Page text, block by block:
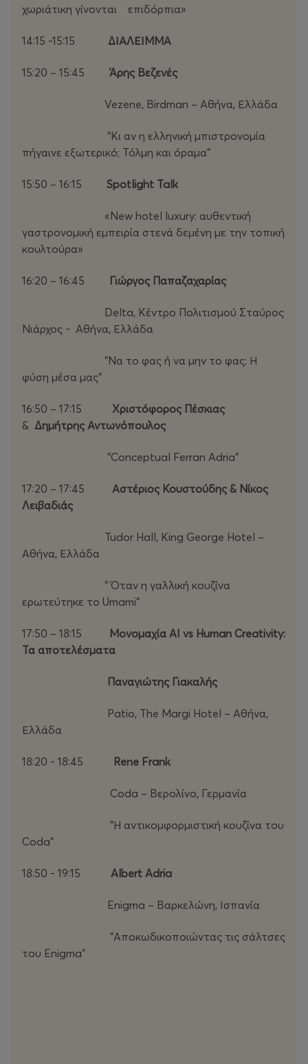
χωριάτικη γίνονται επιδόρπια»
14:15 -15:15 ΔΙΑΛΕΙΜΜΑ
15:20 – 15:45Άρης Βεζενές
Vezene, Birdman – Αθήνα, Ελλάδα
"Κι αν η ελληνική μπιστρονομία
πήγαινε εξωτερικό; Τόλμη και όραμα"
15:50 – 16:15 Spotlight Talk
«New hotel luxury: αυθεντική
γαστρονομική εμπειρία στενά δεμένη με την τοπική
κουλτούρα»
16:20 – 16:45 Γιώργος Παπαζαχαρίας
Delta, Κέντρο Πολιτισμού Σταύρος
Νιάρχος - Αθήνα, Ελλάδα
"Να το φας ή να μην το φας; Η
φύση μέσα μας"
16:50 – 17:15 Χριστόφορος Πέσκιας
& Δημήτρης Αντωνόπουλος
"Conceptual Ferran Adria"
17:20 – 17:45 Αστέριος Κουστούδης & Νίκος
Λειβαδιάς
Tudor Hall, King George Hotel –
Αθήνα, Ελλάδα
" Όταν η γαλλική κουζίνα
ερωτεύτηκε το Umami"
17:50 – 18:15 Μονομαχία AI vs Human Creativity:
Τα αποτελέσματα
Παναγιώτης Γιακαλής
Patio, The Margi Hotel – Αθήνα,
Ελλάδα
18:20 - 18:45 Rene Frank
Coda – Βερολίνο, Γερμανία
"Η αντικομφορμιστική κουζίνα του
Coda"
18:50 - 19:15 Albert Adria
Enigma – Βαρκελώνη, Ισπανία
"Αποκωδικοποιώντας τις σάλτσες
του Enigma"